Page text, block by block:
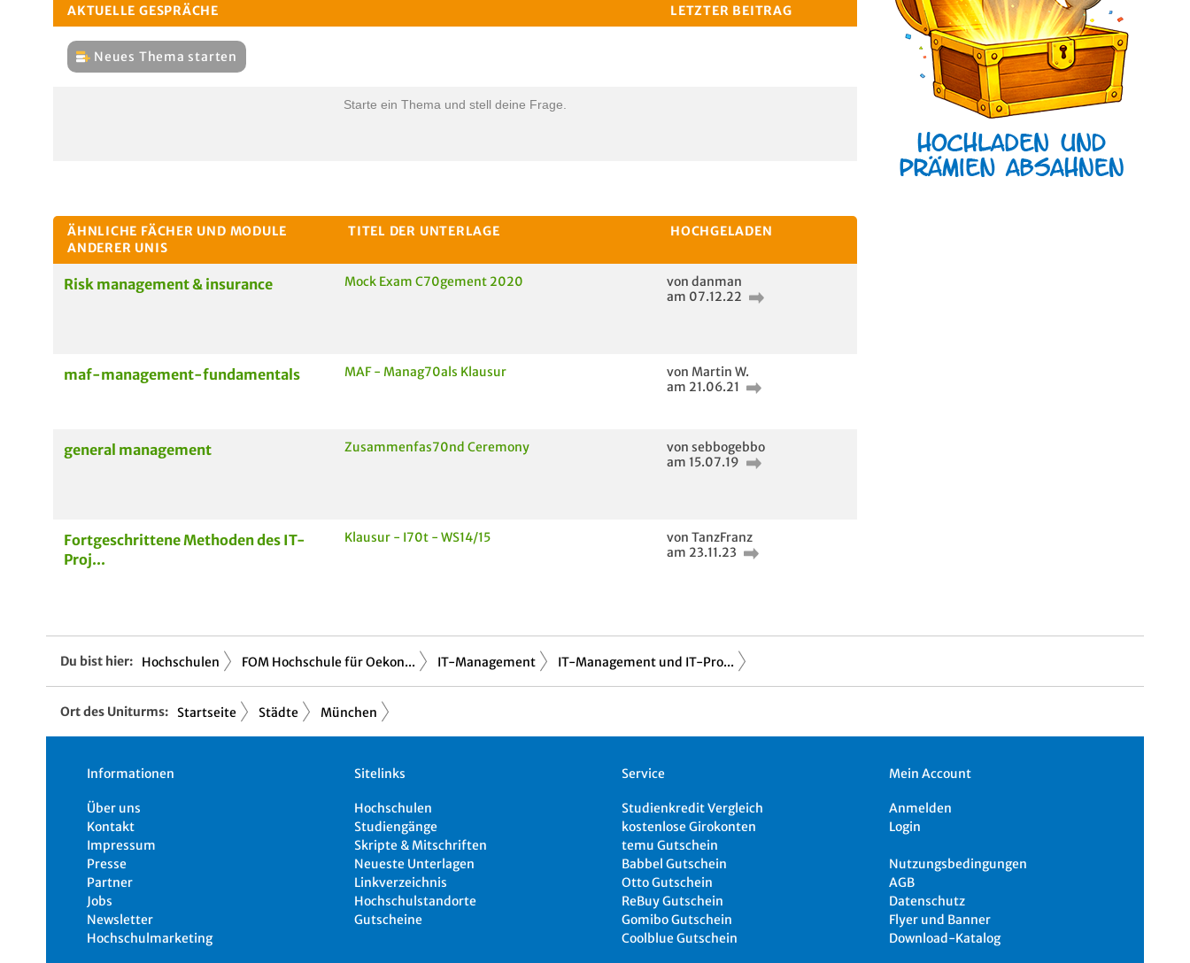
AKTUELLE GESPRÄCHE LETZTER BEITRAG
Neues Thema starten
Starte ein Thema und stell deine Frage.
ÄHNLICHE FÄCHER UND MODULE
ANDERER UNIS
TITEL DER UNTERLAGE HOCHGELADEN
Risk management & insurance Mock Exam C70gement 2020
von danman
am 07.12.22
maf-management-fundamentals MAF - Manag70als Klausur
von Martin W.
am 21.06.21
general management Zusammenfas70nd Ceremony
von sebbogebbo
am 15.07.19
Fortgeschrittene Methoden des IT-
Proj...
Klausur - I70t - WS14/15
von TanzFranz
am 23.11.23
Du bist hier: Hochschulen FOM Hochschule für Oekon... IT-Management IT-Management und IT-Pro...
Ort des Uniturms: Startseite Städte München
Informationen
Über uns
Kontakt
Impressum
Presse
Partner
Jobs
Newsletter
Hochschulmarketing
Sitelinks
Hochschulen
Studiengänge
Skripte & Mitschriften
Neueste Unterlagen
Linkverzeichnis
Hochschulstandorte
Gutscheine
Service
Studienkredit Vergleich
kostenlose Girokonten
temu Gutschein
Babbel Gutschein
Otto Gutschein
ReBuy Gutschein
Gomibo Gutschein
Coolblue Gutschein
Mein Account
Anmelden
Login
Nutzungsbedingungen
AGB
Datenschutz
Flyer und Banner
Download-Katalog